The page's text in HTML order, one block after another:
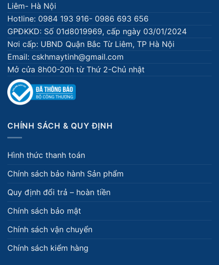
Liêm- Hà Nội
Hotline: 0984 193 916- 0986 693 656
GPĐKKD: Số 01d8019969, cấp ngày 03/01/2024
Nơi cấp: UBND Quận Bắc Từ Liêm, TP Hà Nội
Email: cskhmaytinh@gmail.com
Mở cửa 8h00-20h từ Thứ 2-Chủ nhật
CHÍNH SÁCH & QUY ĐỊNH
Hình thức thanh toán
Chính sách bảo hành Sản phẩm
Quy định đổi trả – hoàn tiền
Chính sách bảo mật
Chính sách vận chuyển
Chính sách kiểm hàng